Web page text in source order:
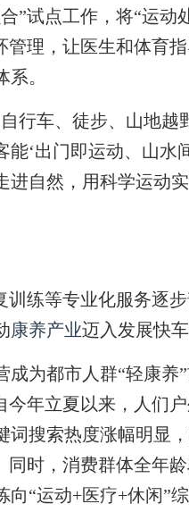
试点工作，将“运动
理，让医生和体育指
。
车、徒步、山地越
‘出门即运动、山水
进自然，用科学运动
训练等专业化服务逐
康养产业迈入发展快车
为都市人群“轻康养”
今年立夏以来，人们
搜索热度涨幅明显
时，消费群体全年
“运动+医疗+休闲”